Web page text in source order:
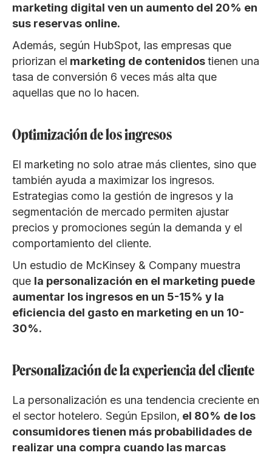
marketing digital ven un aumento del 20% en
sus reservas online.
Además, según HubSpot, las empresas que
priorizan el marketing de contenidostienen una
tasa de conversión 6 veces más alta que
aquellas que no lo hacen.
Optimización de los ingresos
El marketing no solo atrae más clientes, sino que
también ayuda a maximizar los ingresos.
Estrategias como la gestión de ingresos y la
segmentación de mercado permiten ajustar
precios y promociones según la demanda y el
comportamiento del cliente.
Un estudio de McKinsey & Company muestra
que la personalización en el marketing puede
aumentar los ingresos en un 5-15% y la
eficiencia del gasto en marketing en un 10-
30%.
Personalización de la experiencia del cliente
La personalización es una tendencia creciente en
el sector hotelero. Según Epsilon, el 80% de los
consumidores tienen más probabilidades de
realizar una compra cuando las marcas